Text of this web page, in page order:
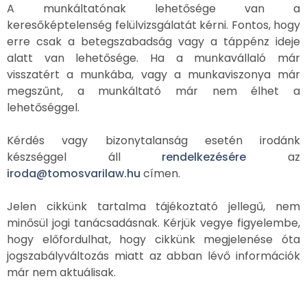
A munkáltatónak lehetősége van a
keresőképtelenség felülvizsgálatát kérni. Fontos, hogy
erre csak a betegszabadság vagy a táppénz ideje
alatt van lehetősége. Ha a munkavállaló már
visszatért a munkába, vagy a munkaviszonya már
megszűnt, a munkáltató már nem élhet a
lehetőséggel.
Kérdés vagy bizonytalanság esetén irodánk
készséggel áll rendelkezéséreaz
iroda@tomosvarilaw.hu címen.
Jelen cikkünk tartalma tájékoztató jellegű, nem
minősül jogi tanácsadásnak. Kérjük vegye figyelembe,
hogy előfordulhat, hogy cikkünk megjelenése óta
jogszabályváltozás miatt az abban lévő információk
már nem aktuálisak.